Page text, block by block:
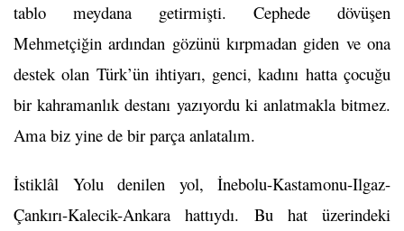
tablo meydana getirmişti. Cephede dövüşen
Mehmetçiğin ardından gözünü kırpmadan giden ve ona
destek olan Türk’ün ihtiyarı, genci, kadını hatta çocuğu
bir kahramanlık destanı yazıyordu ki anlatmakla bitmez.
Ama biz yine de bir parça anlatalım.
İstiklâl Yolu denilen yol, İnebolu-Kastamonu-Ilgaz-
Çankırı-Kalecik-Ankara hattıydı. Bu hat üzerindeki